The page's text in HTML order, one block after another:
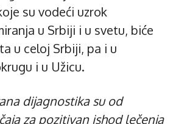
su vodeći uzrok
u Srbiji i u svetu, biće
u celoj Srbiji, pa i u
i u Užicu.
dijagnostika su od
za pozitivan ishod lečenja